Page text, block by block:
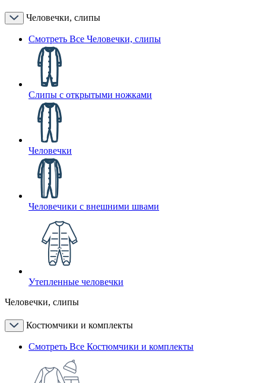
Человечки, слипы
Смотреть Все Человечки, слипы
Слипы с открытыми ножками
Человечки
Человечики с внешними швами
Утепленные человечки
Человечки, слипы
Костюмчики и комплекты
Смотреть Все Костюмчики и комплекты